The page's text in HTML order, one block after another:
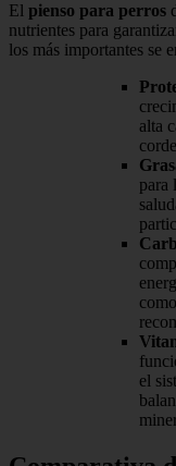
El pienso para perros
nutrientes para
los más importantes se
alta
para
el